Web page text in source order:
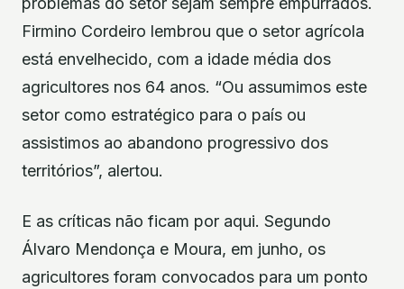
Firmino Cordeiro lembrou que o setor agrícola
está envelhecido, com a idade média dos
agricultores nos 64 anos. “Ou assumimos este
setor como estratégico para o país ou
assistimos ao abandono progressivo dos
territórios”, alertou.
E as críticas não ficam por aqui. Segundo
Álvaro Mendonça e Moura, em junho, os
agricultores foram convocados para um ponto